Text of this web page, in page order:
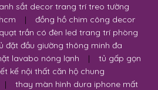
sắt decor trang trí treo tường
|
đồng hồ chim công decor
quạt trần có đèn led trang trí phòng
đặt đầu giường thông minh đa
lavabo nóng lạnh |
tủ gấp gọn
kế nội thất căn hộ chung
|
thay màn hình dura iphone mất